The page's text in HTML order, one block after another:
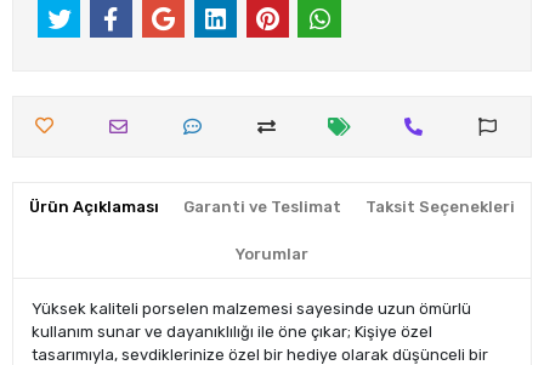
Ürün Açıklaması Garanti ve Teslimat Taksit Seçenekleri
Yorumlar
Yüksek kaliteli porselen malzemesi sayesinde uzun ömürlü
kullanım sunar ve dayanıklılığı ile öne çıkar; Kişiye özel
tasarımıyla, sevdiklerinize özel bir hediye olarak düşünceli bir